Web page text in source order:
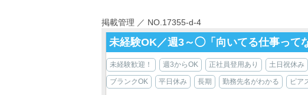
掲載管理 ／ NO.17355-d-4
未経験OK／週3～◯「向いてる仕事って
未経験歓迎！ 週3からOK 正社員登用あり 土日祝休み
ブランクOK 平日休み 長期 勤務先名がわかる ピア